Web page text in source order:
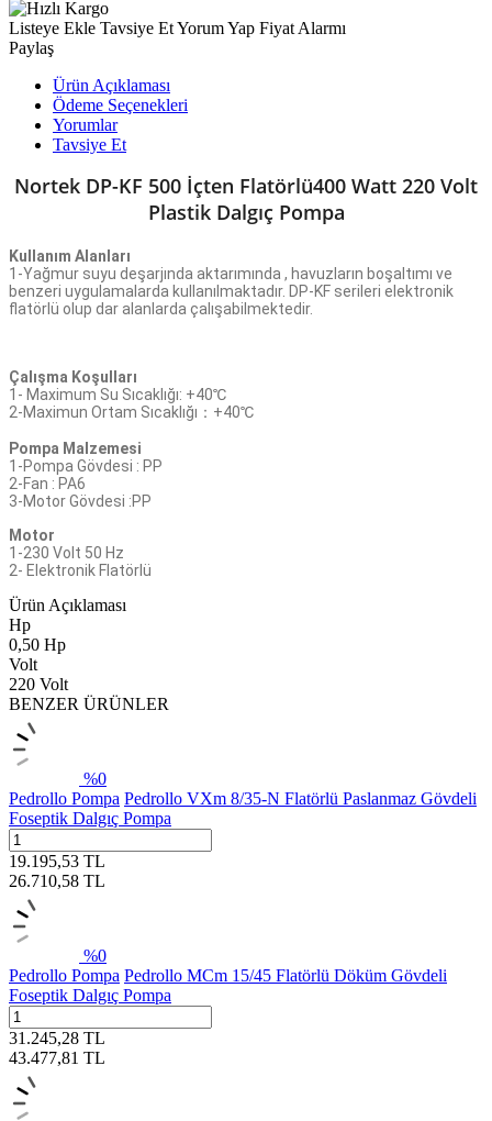
Listeye Ekle Tavsiye EtYorum Yap Fiyat Alarmı
Paylaş
Ürün Açıklaması
Ödeme Seçenekleri
Yorumlar
Tavsiye Et
Nortek DP-KF 500 İçten Flatörlü400 Watt 220 Volt
Plastik Dalgıç Pompa
Kullanım Alanları
1-Yağmur suyu deşarjında aktarımında , havuzların boşaltımı ve
benzeri uygulamalarda kullanılmaktadır. DP-KF serileri elektronik
flatörlü olup dar alanlarda çalışabilmektedir.
Çalışma Koşulları
1- Maximum Su Sıcaklığı: +40℃
2-Maximun Ortam Sıcaklığı：+40℃
Pompa Malzemesi
1-Pompa Gövdesi : PP
2-Fan : PA6
3-Motor Gövdesi :PP
Motor
1-230 Volt 50 Hz
2- Elektronik Flatörlü
Ürün Açıklaması
Hp
0,50 Hp
Volt
220 Volt
BENZER ÜRÜNLER
%0
Pedrollo Pompa Pedrollo VXm 8/35-N Flatörlü Paslanmaz Gövdeli
Foseptik Dalgıç Pompa
19.195,53 TL
26.710,58 TL
%0
Pedrollo Pompa Pedrollo MCm 15/45 Flatörlü Döküm Gövdeli
Foseptik Dalgıç Pompa
31.245,28 TL
43.477,81 TL